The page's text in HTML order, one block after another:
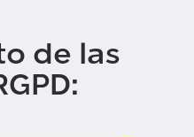
de las